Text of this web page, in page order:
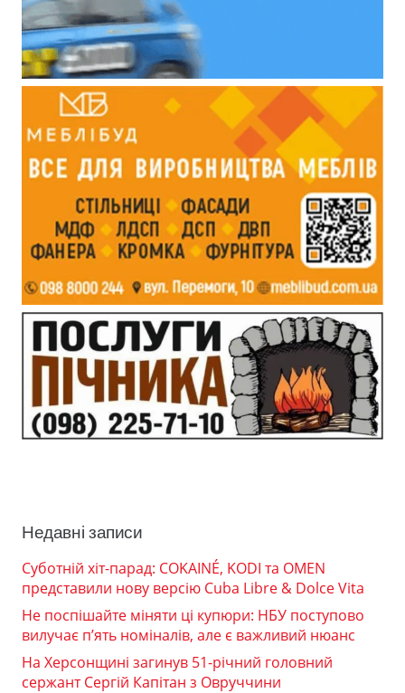
Недавні записи
Суботній хіт-парад: COKAINÉ, KODI та OMEN
представили нову версію Cuba Libre & Dolce Vita
Не поспішайте міняти ці купюри: НБУ поступово
вилучає п’ять номіналів, але є важливий нюанс
На Херсонщині загинув 51-річний головний
сержант Сергій Капітан з Овруччини